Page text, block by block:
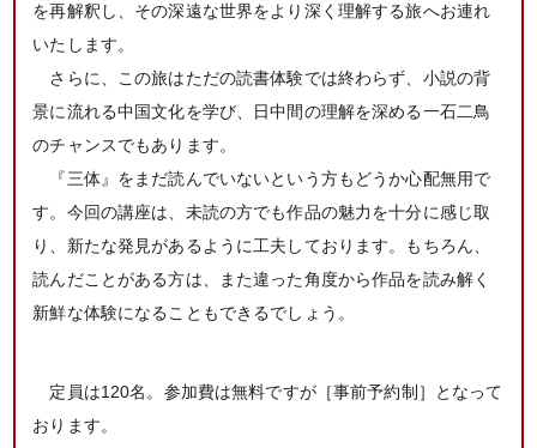
を再解釈し、その深遠な世界をより深く理解する旅へお連れ
いたします。
さらに、この旅はただの読書体験では終わらず、小説の背
景に流れる中国文化を学び、日中間の理解を深める一石二鳥
のチャンスでもあります。
『三体』をまだ読んでいないという方もどうか心配無用で
す。今回の講座は、未読の方でも作品の魅力を十分に感じ取
り、新たな発見があるように工夫しております。もちろん、
読んだことがある方は、また違った角度から作品を読み解く
新鮮な体験になることもできるでしょう。
定員は120名。参加費は無料ですが［事前予約制］となって
おります。